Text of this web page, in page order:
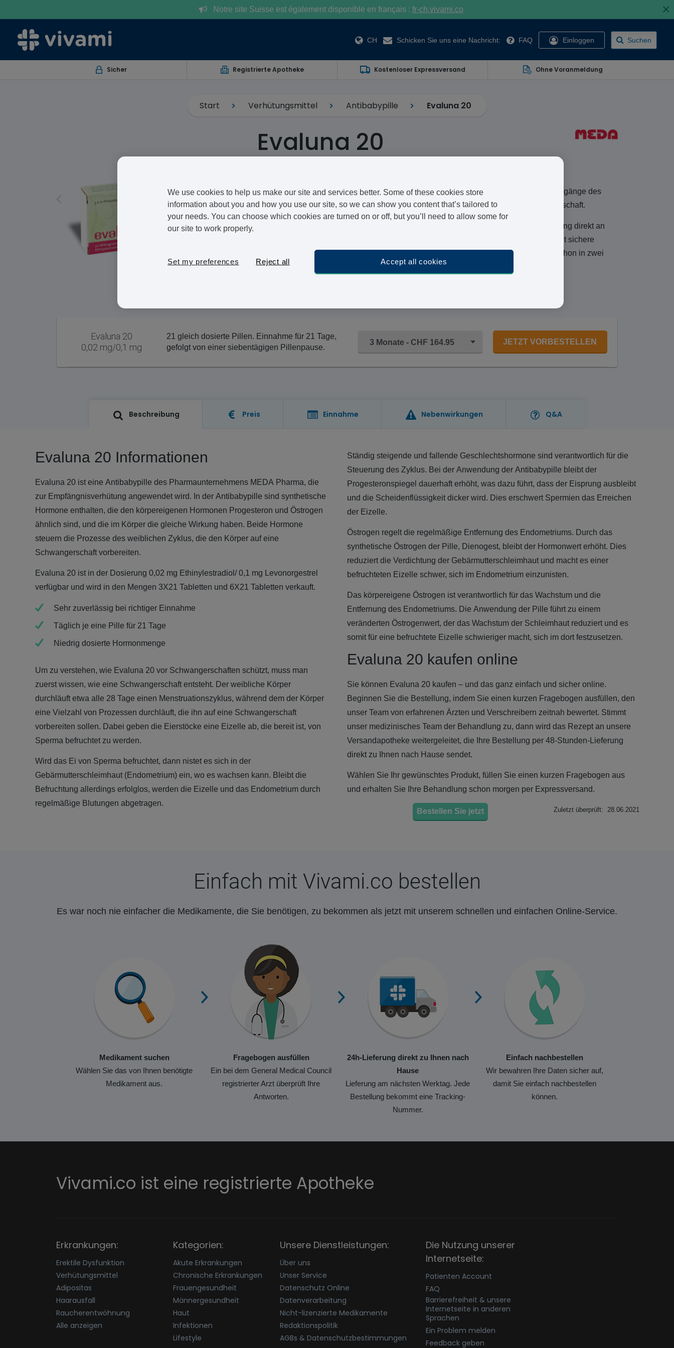
Notre site Suisse est également disponible en français : fr-ch.vivami.co ×
CH Schicken Sie uns eine Nachricht: FAQ Einloggen Suchen
Sicher Registrierte Apotheke Kostenloser Expressversand Ohne Voranmeldung
Start Verhütungsmittel Antibabypille Evaluna 20
Evaluna 20
Evaluna 20 ist eine Pille von MEDA Pharma. Die enthaltenen Hormone ändern die Vorgänge des
Menstruationszykluses und schützen somit effektiv gegen eine ungewollte Schwangerschaft.
Hier können Sie Evaluna 20 online kaufen, ohne Arzttermin und mit praktischer Lieferung direkt an
Ihre Haustür. Unser Dienst macht es möglich, Ihr Medikament online anzufordern, bietet sichere
Zahlungsmethoden und versendet Ihr Paket mit 48-Stunden-Lieferung, damit Sie es schon in zwei
Werktagen erhalten.
Evaluna 20
0,02 mg/0,1 mg
21 gleich dosierte Pillen. Einnahme für 21 Tage,
gefolgt von einer siebentägigen Pillenpause.
3 Monate - CHF 164.95 JETZT VORBESTELLEN
Beschreibung Preis Einnahme Nebenwirkungen Q&A
Evaluna 20 Informationen
Evaluna 20 ist eine Antibabypille des Pharmaunternehmens MEDA Pharma, die
zur Empfängnisverhütung angewendet wird. In der Antibabypille sind synthetische
Hormone enthalten, die den körpereigenen Hormonen Progesteron und Östrogen
ähnlich sind, und die im Körper die gleiche Wirkung haben. Beide Hormone
steuern die Prozesse des weiblichen Zyklus, die den Körper auf eine
Schwangerschaft vorbereiten.
Evaluna 20 ist in der Dosierung 0,02 mg Ethinylestradiol/ 0,1 mg Levonorgestrel
verfügbar und wird in den Mengen 3X21 Tabletten und 6X21 Tabletten verkauft.
Sehr zuverlässig bei richtiger Einnahme
Täglich je eine Pille für 21 Tage
Niedrig dosierte Hormonmenge
Um zu verstehen, wie Evaluna 20 vor Schwangerschaften schützt, muss man
zuerst wissen, wie eine Schwangerschaft entsteht. Der weibliche Körper
durchläuft etwa alle 28 Tage einen Menstruationszyklus, während dem der Körper
eine Vielzahl von Prozessen durchläuft, die ihn auf eine Schwangerschaft
vorbereiten sollen. Dabei geben die Eierstöcke eine Eizelle ab, die bereit ist, von
Sperma befruchtet zu werden.
Wird das Ei von Sperma befruchtet, dann nistet es sich in der
Gebärmutterschleimhaut (Endometrium) ein, wo es wachsen kann. Bleibt die
Befruchtung allerdings erfolglos, werden die Eizelle und das Endometrium durch
regelmäßige Blutungen abgetragen.
Ständig steigende und fallende Geschlechtshormone sind verantwortlich für die
Steuerung des Zyklus. Bei der Anwendung der Antibabypille bleibt der
Progesteronspiegel dauerhaft erhöht, was dazu führt, dass der Eisprung ausbleibt
und die Scheidenflüssigkeit dicker wird. Dies erschwert Spermien das Erreichen
der Eizelle.
Östrogen regelt die regelmäßige Entfernung des Endometriums. Durch das
synthetische Östrogen der Pille, Dienogest, bleibt der Hormonwert erhöht. Dies
reduziert die Verdichtung der Gebärmutterschleimhaut und macht es einer
befruchteten Eizelle schwer, sich im Endometrium einzunisten.
Das körpereigene Östrogen ist verantwortlich für das Wachstum und die
Entfernung des Endometriums. Die Anwendung der Pille führt zu einem
veränderten Östrogenwert, der das Wachstum der Schleimhaut reduziert und es
somit für eine befruchtete Eizelle schwieriger macht, sich im dort festzusetzen.
Evaluna 20 kaufen online
Sie können Evaluna 20 kaufen – und das ganz einfach und sicher online.
Beginnen Sie die Bestellung, indem Sie einen kurzen Fragebogen ausfüllen, den
unser Team von erfahrenen Ärzten und Verschreibern zeitnah bewertet. Stimmt
unser medizinisches Team der Behandlung zu, dann wird das Rezept an unsere
Versandapotheke weitergeleitet, die Ihre Bestellung per 48-Stunden-Lieferung
direkt zu Ihnen nach Hause sendet.
Wählen Sie Ihr gewünschtes Produkt, füllen Sie einen kurzen Fragebogen aus
und erhalten Sie Ihre Behandlung schon morgen per Expressversand.
Bestellen Sie jetzt Zuletzt überprüft: 28.06.2021
Einfach mit Vivami.co bestellen
Es war noch nie einfacher die Medikamente, die Sie benötigen, zu bekommen als jetzt mit unserem schnellen und einfachen Online-Service.
Medikament suchen
Wählen Sie das von Ihnen benötigte
Medikament aus.
Fragebogen ausfüllen
Ein bei dem General Medical Council
registrierter Arzt überprüft Ihre
Antworten.
24h-Lieferung direkt zu Ihnen nach
Hause
Lieferung am nächsten Werktag. Jede
Bestellung bekommt eine Tracking-
Nummer.
Einfach nachbestellen
Wir bewahren Ihre Daten sicher auf,
damit Sie einfach nachbestellen
können.
Vivami.co ist eine registrierte Apotheke
Erkrankungen:
Erektile Dysfunktion
Verhütungsmittel
Adipositas
Haarausfall
Raucherentwöhnung
Alle anzeigen
Kategorien:
Akute Erkrankungen
Chronische Erkrankungen
Frauengesundheit
Männergesundheit
Haut
Infektionen
Lifestyle
Unsere Dienstleistungen:
Über uns
Unser Service
Datenschutz Online
Datenverarbeitung
Nicht-lizenzierte Medikamente
Redaktionspolitik
AGBs & Datenschutzbestimmungen
Die Nutzung unserer
Internetseite:
Patienten Account
FAQ
Barrierefreiheit & unsere
Internetseite in anderen
Sprachen
Ein Problem melden
Feedback geben
We use cookies to help us make our site and services better. Some of these cookies store
information about you and how you use our site, so we can show you content that’s tailored to
your needs. You can choose which cookies are turned on or off, but you’ll need to allow some for
our site to work properly.
Set my preferences Reject all Accept all cookies